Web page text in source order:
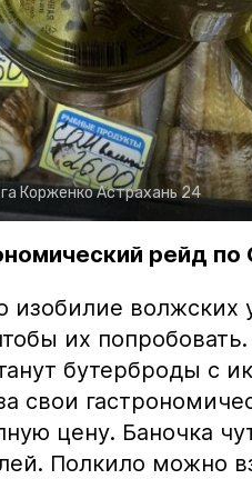
КорженкоАстрахань 24
рейд по
изобилие волжских
их
бутерброды с
свои
цену. Баночка
Полкило можно